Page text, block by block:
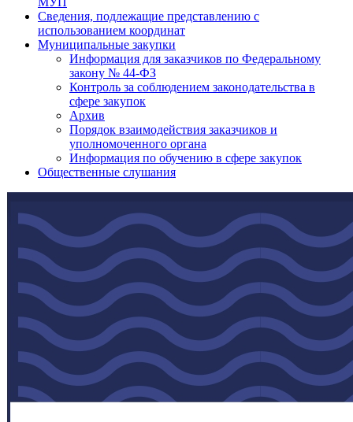
Сведения, подлежащие представлению с
использованием координат
Муниципальные закупки
Информация для заказчиков по Федеральному
закону № 44-ФЗ
Контроль за соблюдением законодательства в
сфере закупок
Архив
Порядок взаимодействия заказчиков и
уполномоченного органа
Информация по обучению в сфере закупок
Общественные слушания